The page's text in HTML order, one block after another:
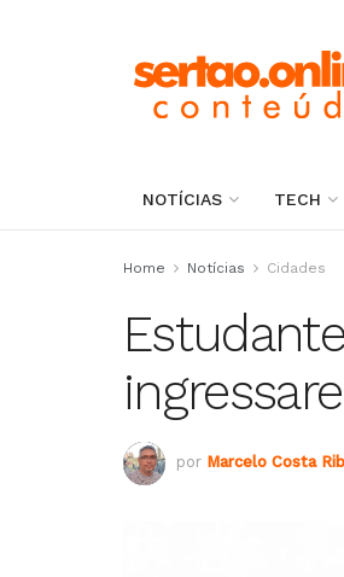
NOTÍCIAS TECH
Home Notícias Cidades
por Marcelo Costa